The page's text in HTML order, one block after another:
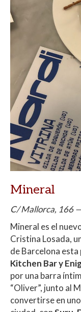
Mineral
C/ Mallorca, 166
Mineral es el
Cristina Losada,
de Barcelona
Kitchen Bar y
por una barra
“Oliver”, junto al
convertirse en